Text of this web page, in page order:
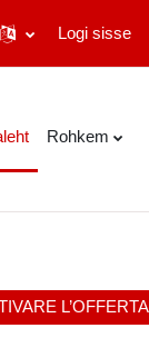
Logi sisse
Rohkem